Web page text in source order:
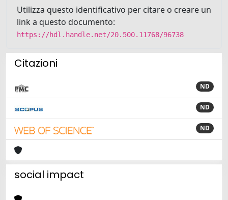
Utilizza questo identificativo per citare o creare un
link a questo documento:
https://hdl.handle.net/20.500.11768/96738
Citazioni
ND
ND
ND
social impact